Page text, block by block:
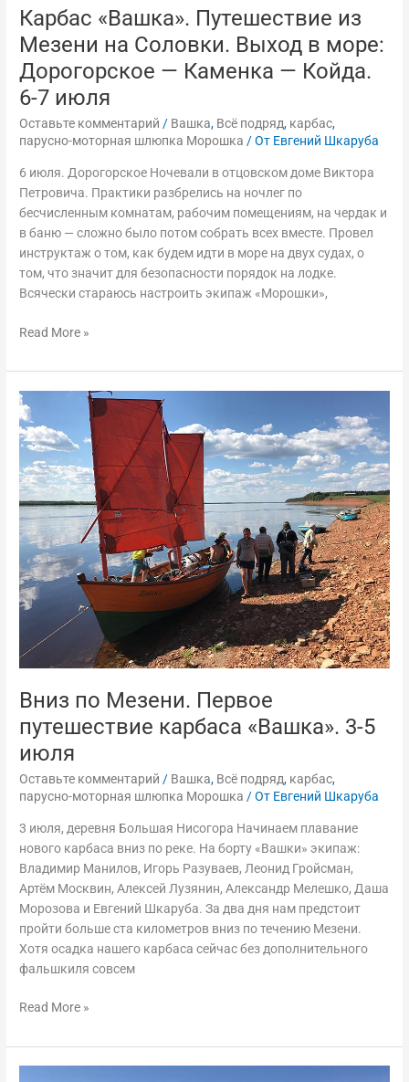
Карбас «Вашка». Путешествие из
Мезени на Соловки. Выход в море:
Дорогорское — Каменка — Койда.
6-7 июля
Оставьте комментарий / Вашка, Всё подряд, карбас,
парусно-моторная шлюпка Морошка / От Евгений Шкаруба
6 июля. Дорогорское Ночевали в отцовском доме Виктора
Петровича. Практики разбрелись на ночлег по
бесчисленным комнатам, рабочим помещениям, на чердак и
в баню — сложно было потом собрать всех вместе. Провел
инструктаж о том, как будем идти в море на двух судах, о
том, что значит для безопасности порядок на лодке.
Всячески стараюсь настроить экипаж «Морошки»,
—
Койда.
6-
7
июля
Read More »
Вниз по Мезени. Первое
путешествие карбаса «Вашка». 3-5
июля
Оставьте комментарий / Вашка, Всё подряд, карбас,
парусно-моторная шлюпка Морошка / От Евгений Шкаруба
3 июля, деревня Большая Нисогора Начинаем плавание
нового карбаса вниз по реке. На борту «Вашки» экипаж:
Владимир Манилов, Игорь Разуваев, Леонид Гройсман,
Артём Москвин, Алексей Лузянин, Александр Мелешко, Даша
Морозова и Евгений Шкаруба. За два дня нам предстоит
пройти больше ста километров вниз по течению Мезени.
Хотя осадка нашего карбаса сейчас без дополнительного
фальшкиля совсем
Вниз
по
Мезени.
Первое
путешествие
карбаса
«Вашка».
3-
июля
Read More »